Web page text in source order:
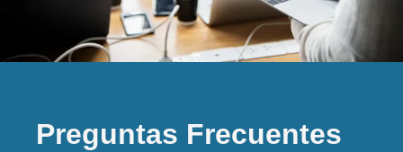
Preguntas Frecuentes